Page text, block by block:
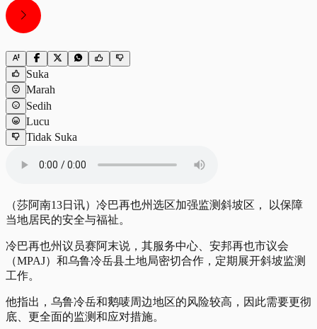
Suka
Marah
Sedih
Lucu
Tidak Suka
（莎阿南13日讯）冷巴再也州选区加强监测斜坡区， 以保障
当地居民的安全与福祉。
冷巴再也州议员赛阿末说，其服务中心、安邦再也市议会
（MPAJ）和乌鲁冷岳县土地局密切合作，定期展开斜坡监测
工作。
他指出，乌鲁冷岳和鹅唛周边地区的风险较高，因此需要更彻
底、更全面的监测和应对措施。